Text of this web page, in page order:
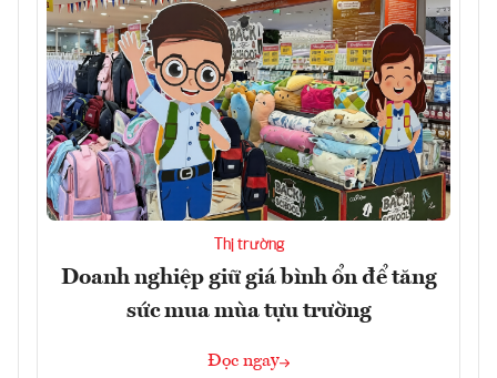
Thị trường
Doanh nghiệp giữ giá bình ổn để tăng
sức mua mùa tựu trường
Đọc ngay